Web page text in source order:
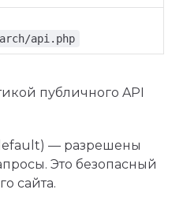
api.php
публичного API
— разрешены
Это безопасный
сайта.